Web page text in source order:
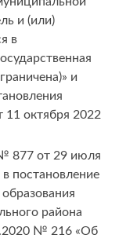
и (или)
в
и
октября 2022
877 от 29 июля
постановление
района
№ 216 «Об